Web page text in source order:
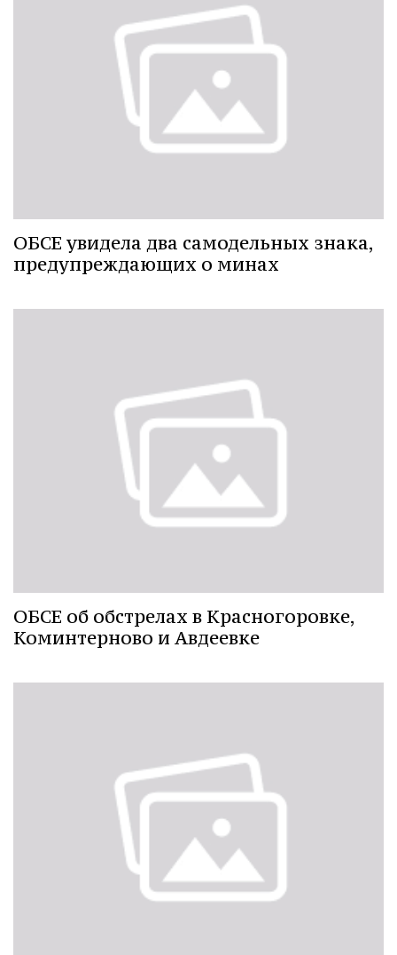
ОБСЕ увидела два самодельных знака,
предупреждающих о минах
ОБСЕ об обстрелах в Красногоровке,
Коминтерново и Авдеевке